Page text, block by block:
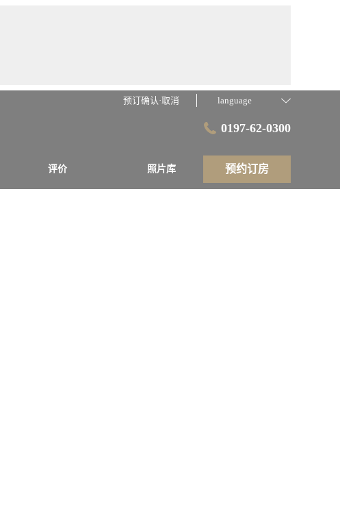
预订确认·取消 language
0197-62-0300
评价 照片库 预约订房